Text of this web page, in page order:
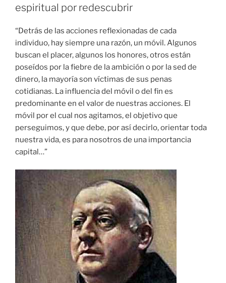
espiritual por redescubrir
“Detrás de las acciones reflexionadas de cada
individuo, hay siempre una razón, un móvil. Algunos
buscan el placer, algunos los honores, otros están
poseídos por la fiebre de la ambición o por la sed de
dinero, la mayoría son víctimas de sus penas
cotidianas. La influencia del móvil o del fin es
predominante en el valor de nuestras acciones. El
móvil por el cual nos agitamos, el objetivo que
perseguimos, y que debe, por así decirlo, orientar toda
nuestra vida, es para nosotros de una importancia
capital…”